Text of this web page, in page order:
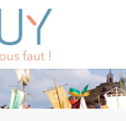
RQ
UY
, SI